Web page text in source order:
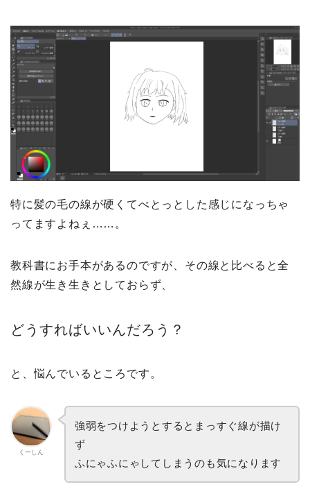
特に髪の毛の線が硬くてべとっとした感じになっちゃ
ってますよねぇ……。
教科書にお手本があるのですが、その線と比べると全
然線が生き生きとしておらず、
どうすればいいんだろう？
と、悩んでいるところです。
くーしん
強弱をつけようとするとまっすぐ線が描け
ず
ふにゃふにゃしてしまうのも気になります